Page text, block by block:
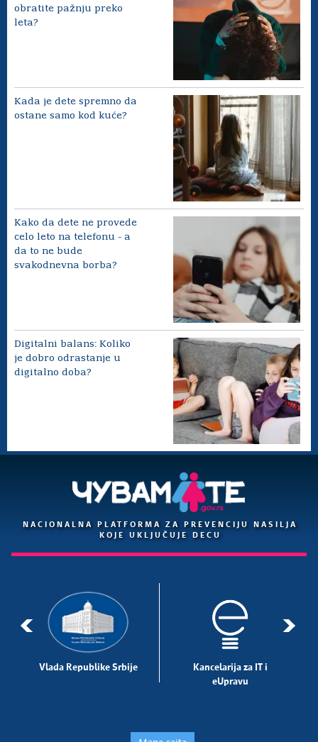
obratite pažnju preko
leta?
Kada je dete spremno da
ostane samo kod kuće?
Kako da dete ne provede
celo leto na telefonu - a
da to ne bude
svakodnevna borba?
Digitalni balans: Koliko
je dobro odrastanje u
digitalno doba?
NACIONALNA PLATFORMA ZA PREVENCIJU NASILJA
KOJE UKLJUČUJE DECU
Vlada Republike Srbije
Kancelarija za IT i
eUpravu